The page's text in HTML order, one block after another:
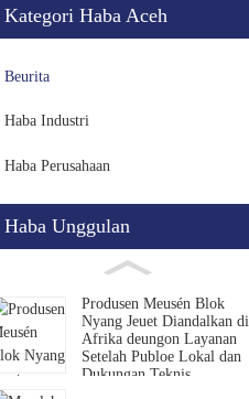
Kategori Haba Aceh
Beurita
Haba Industri
Haba Perusahaan
Haba Unggulan
Produsen Meusén Blok
Nyang Jeuet Diandalkan di
Afrika deungon Layanan
Setelah Publoe Lokal dan
Dukungan Teknis